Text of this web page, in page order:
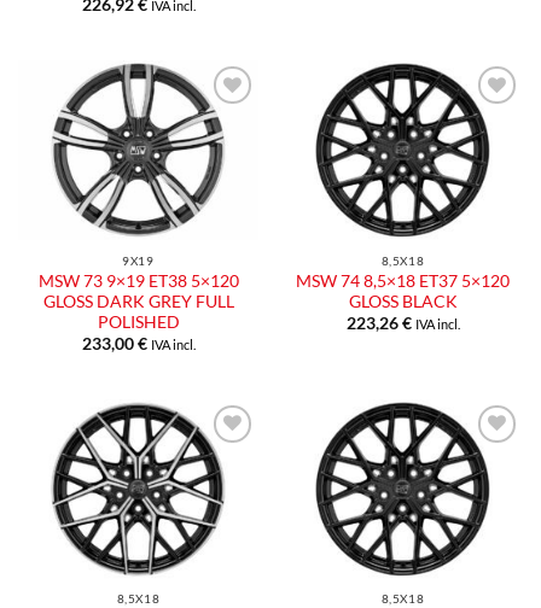
226,92€ IVA incl.
9X19
MSW 73 9×19 ET38 5×120
GLOSS DARK GREY FULL
POLISHED
233,00€ IVA incl.
8,5X18
MSW 74 8,5×18 ET37 5×120
GLOSS BLACK
223,26€ IVA incl.
8,5X18 8,5X18